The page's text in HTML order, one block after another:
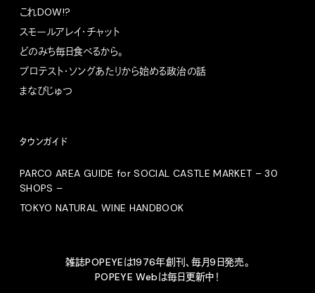
これDOW!?
スモールアレイ・チャット
どのみち毎日食べるから。
プロテスト・ソングあたりから始める政治の話
まなびじゅつ
タウンガイド
PARCO AREA GUIDE for SOCIAL CASTLE MARKET – 30
SHOPS –
TOKYO NATURAL WINE HANDBOOK
雑誌POPEYEは1976年創刊、毎月9日発売。
POPEYE Webは毎日更新中！